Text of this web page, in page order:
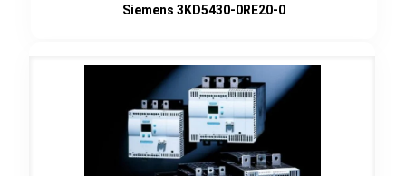
Siemens 3KD5430-0RE20-0